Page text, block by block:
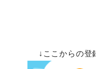
↓ここからの登